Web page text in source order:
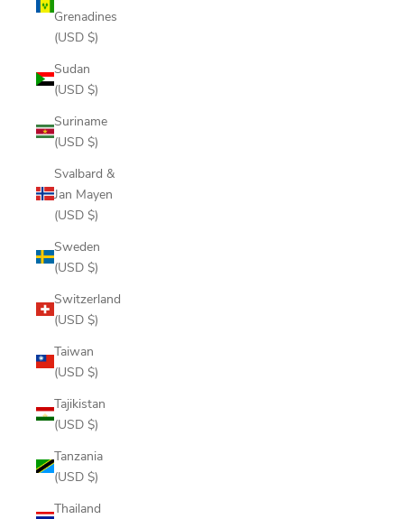
Grenadines
(USD $)
Sudan
(USD $)
Suriname
(USD $)
Svalbard &
Jan Mayen
(USD $)
Sweden
(USD $)
Switzerland
(USD $)
Taiwan
(USD $)
Tajikistan
(USD $)
Tanzania
(USD $)
Thailand